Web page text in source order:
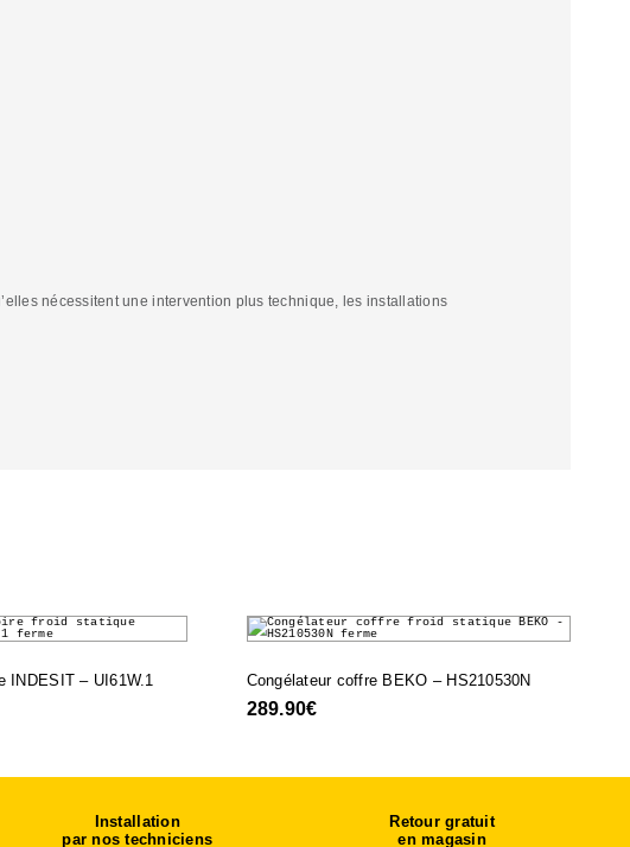
nécessitent une intervention plus technique, les installations
INDESIT – UI61W.1 Congélateur coffre BEKO – HS210530N
289.90€
Installation
par nos techniciens
Retour gratuit
en magasin